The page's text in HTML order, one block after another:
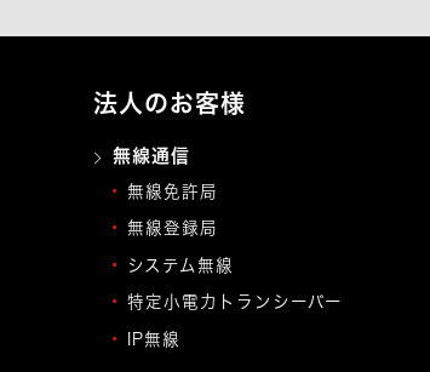
法人のお客様
無線通信
無線免許局
無線登録局
システム無線
特定小電力トランシーバー
IP無線